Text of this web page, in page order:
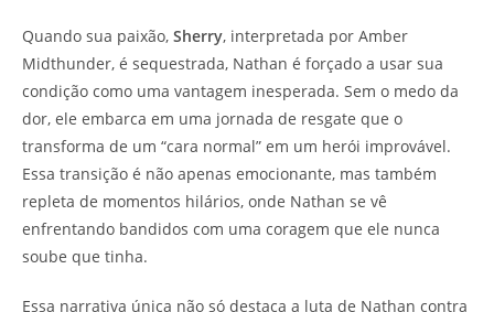
Quando sua paixão, Sherry, interpretada por Amber
Midthunder, é sequestrada, Nathan é forçado a usar sua
condição como uma vantagem inesperada. Sem o medo da
dor, ele embarca em uma jornada de resgate que o
transforma de um “cara normal” em um herói improvável.
Essa transição é não apenas emocionante, mas também
repleta de momentos hilários, onde Nathan se vê
enfrentando bandidos com uma coragem que ele nunca
soube que tinha.
Essa narrativa única não só destaca a luta de Nathan contra